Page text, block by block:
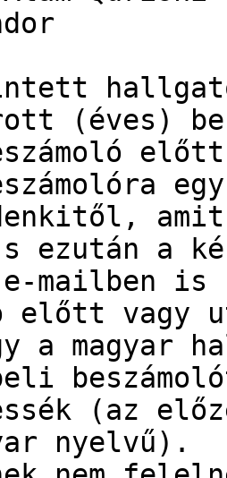
(éves)
s ezután a
mailben is
előtt vagy
a
(az
nyelvű).